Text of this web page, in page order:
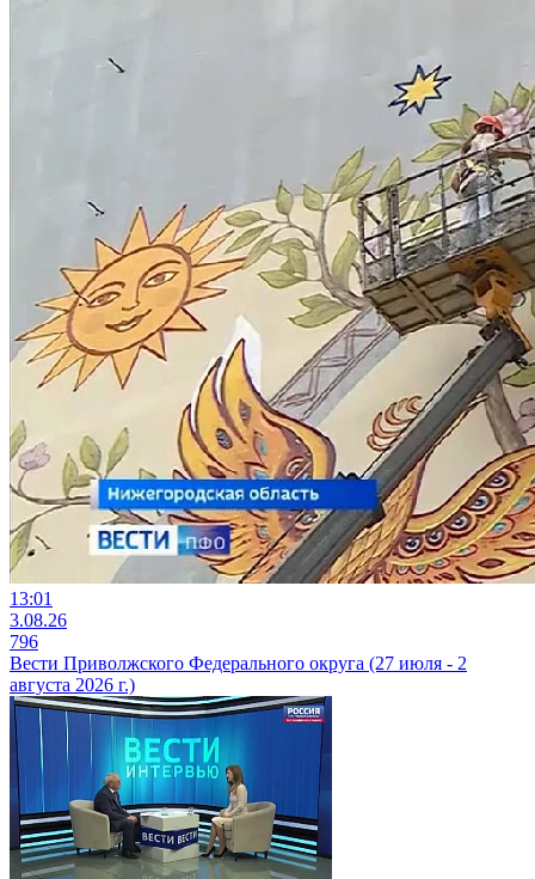
13:01
3.08.26
796
Вести Приволжского Федерального округа (27 июля - 2
августа 2026 г.)